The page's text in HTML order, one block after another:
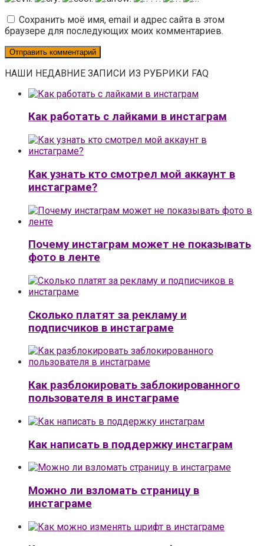
Сохранить моё имя, email и адрес сайта в этом
браузере для последующих моих комментариев.
НАШИ НЕДАВНИЕ ЗАПИСИ ИЗ РУБРИКИ FAQ
Как работать с лайками в инстаграм
Как узнать кто смотрел мой аккаунт в
инстаграме?
Почему инстаграм может не показывать
фото в ленте
Сколько платят за рекламу и
подписчиков в инстаграме
Как разблокировать заблокированного
пользователя в инстаграме
Как написать в поддержку инстаграм
Можно ли взломать страницу в
инстаграме